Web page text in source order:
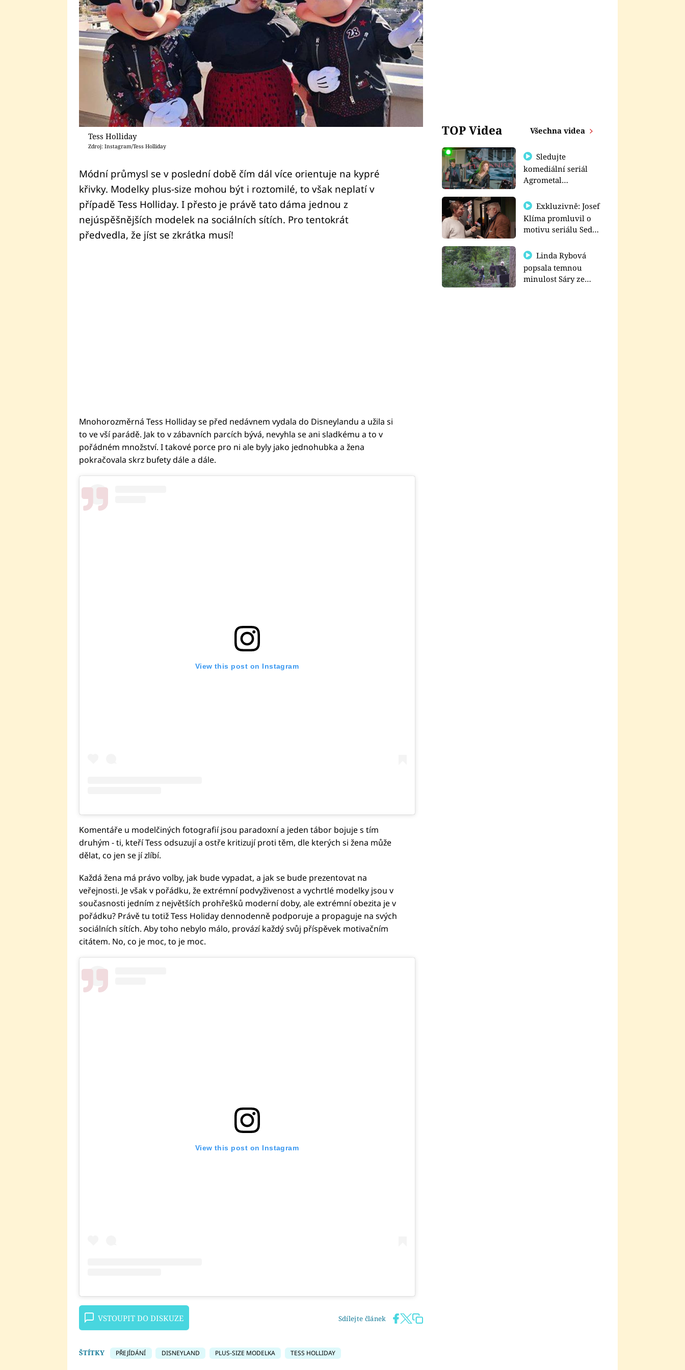
Tess Holliday
Zdroj: Instagram/Tess Holliday
Módní průmysl se v poslední době čím dál více orientuje na kypré
křivky. Modelky plus-size mohou být i roztomilé, to však neplatí v
případě Tess Holliday. I přesto je právě tato dáma jednou z
nejúspěšnějších modelek na sociálních sítích. Pro tentokrát
předvedla, že jíst se zkrátka musí!
Mnohorozměrná Tess Holliday se před nedávnem vydala do Disneylandu a užila si
to ve vší parádě. Jak to v zábavních parcích bývá, nevyhla se ani sladkému a to v
pořádném množství. I takové porce pro ni ale byly jako jednohubka a žena
pokračovala skrz bufety dále a dále.
View this post on Instagram
Komentáře u modelčiných fotografií jsou paradoxní a jeden tábor bojuje s tím
druhým - ti, kteří Tess odsuzují a ostře kritizují proti těm, dle kterých si žena může
dělat, co jen se jí zlíbí.
Každá žena má právo volby, jak bude vypadat, a jak se bude prezentovat na
veřejnosti. Je však v pořádku, že extrémní podvyživenost a vychrtlé modelky jsou v
současnosti jedním z největších prohřešků moderní doby, ale extrémní obezita je v
pořádku? Právě tu totiž Tess Holiday dennodenně podporuje a propaguje na svých
sociálních sítích. Aby toho nebylo málo, provází každý svůj příspěvek motivačním
citátem. No, co je moc, to je moc.
View this post on Instagram
VSTOUPIT DO DISKUZE Sdílejte článek
ŠTÍTKY PŘEJÍDÁNÍ DISNEYLAND PLUS-SIZE MODELKA TESS HOLLIDAY
TOP Videa Všechna videa
Sledujte
komediální seriál
Agrometal
prima+
Exkluzivně: Josef
Klíma promluvil o
motivu seriálu Sedm
Linda Rybová
popsala temnou
minulost Sáry ze